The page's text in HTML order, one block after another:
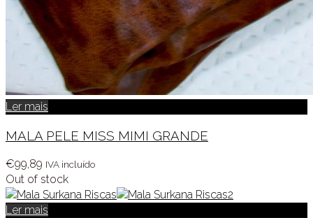
Ler mais
MALA PELE MISS MIMI GRANDE
€99,89 IVA incluído
Out of stock
Ler mais